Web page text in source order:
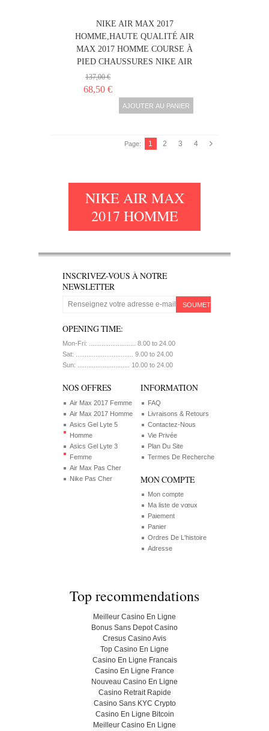
NIKE AIR MAX 2017
HOMME,HAUTE QUALITÉ AIR
MAX 2017 HOMME COURSE À
PIED CHAUSSURES NIKE AIR
137,00 €
68,50 €
AJOUTER AU PANIER
Page: 1 2 3 4
NIKE AIR MAX
2017 HOMME
INSCRIVEZ-VOUS À NOTRE
NEWSLETTER
SOUMETTRE
OPENING TIME:
Mon-Fri: .......................... 8.00 to 24.00
Sat: ................................ 9.00 to 24.00
Sun: ............................. 10.00 to 24.00
NOS OFFRES
Air Max 2017 Femme
Air Max 2017 Homme
Asics Gel Lyte 5
Homme
Asics Gel Lyte 3
Femme
Air Max Pas Cher
Nike Pas Cher
INFORMATION
FAQ
Livraisons & Retours
Contactez-Nous
Vie Privée
Plan Du Site
Termes De Recherche
MON COMPTE
Mon compte
Ma liste de vœux
Paiement
Panier
Ordres De L'histoire
Adresse
Top recommendations
Meilleur Casino En Ligne
Bonus Sans Depot Casino
Cresus Casino Avis
Top Casino En Ligne
Casino En Ligne Francais
Casino En Ligne France
Nouveau Casino En Ligne
Casino Retrait Rapide
Casino Sans KYC Crypto
Casino En Ligne Bitcoin
Meilleur Casino En Ligne